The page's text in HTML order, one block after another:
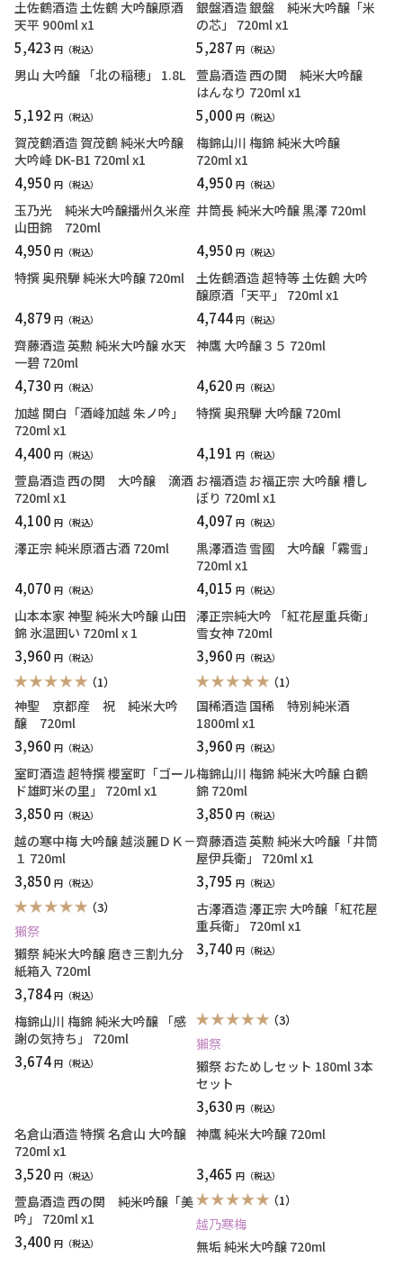
土佐鶴酒造 土佐鶴 大吟醸原酒
天平 900ml x1
5,423 円
銀盤酒造 銀盤 純米大吟醸「米
の芯」 720ml x1
5,287 円
男山 大吟醸 「北の稲穂」 1.8L
5,192 円
萱島酒造 西の関 純米大吟醸
はんなり 720ml x1
5,000 円
賀茂鶴酒造 賀茂鶴 純米大吟醸
大吟峰 DK-B1 720ml x1
4,950 円
梅錦山川 梅錦 純米大吟醸
720ml x1
4,950 円
玉乃光 純米大吟醸播州久米産
山田錦 720ml
4,950 円
井筒長 純米大吟醸 黒澤 720ml
4,950 円
特撰 奥飛騨 純米大吟醸 720ml
4,879 円
土佐鶴酒造 超特等 土佐鶴 大吟
醸原酒「天平」 720ml x1
4,744円
齊藤酒造 英勲 純米大吟醸 水天
一碧 720ml
4,730 円
神鷹 大吟醸３５ 720ml
4,620 円
加越 関白「酒峰加越 朱ノ吟」
720ml x1
4,400 円
特撰 奥飛騨 大吟醸 720ml
4,191 円
萱島酒造 西の関 大吟醸 滴酒
720ml x1
4,100 円
お福酒造 お福正宗 大吟醸 槽し
ぼり 720ml x1
4,097 円
澤正宗 純米原酒古酒 720ml
4,070 円
黒澤酒造 雪國 大吟醸「霧雪」
720ml x1
4,015 円
山本本家 神聖 純米大吟醸 山田
錦 氷温囲い 720ml x 1
3,960 円
澤正宗純大吟 「紅花屋重兵衛」
雪女神 720ml
3,960 円
（1）
神聖 京都産 祝 純米大吟
醸 720ml
3,960 円
（1）
国稀酒造 国稀 特別純米酒
1800ml x1
3,960 円
室町酒造 超特撰 櫻室町「ゴール
ド雄町米の里」 720ml x1
3,850 円
梅錦山川 梅錦 純米大吟醸 白鶴
錦 720ml
3,850 円
越の寒中梅 大吟醸 越淡麗ＤＫ－
１ 720ml
3,850 円
齊藤酒造 英勲 純米大吟醸「井筒
屋伊兵衛」 720ml x1
3,795 円
（3）
獺祭
獺祭 純米大吟醸 磨き三割九分
紙箱入 720ml
3,784円
古澤酒造 澤正宗 大吟醸「紅花屋
重兵衛」 720ml x1
3,740 円
梅錦山川 梅錦 純米大吟醸 「感
謝の気持ち」 720ml
3,674円
（3）
獺祭
獺祭 おためしセット 180ml 3本
セット
3,630 円
名倉山酒造 特撰 名倉山 大吟醸
720ml x1
3,520 円
神鷹 純米大吟醸 720ml
3,465 円
萱島酒造 西の関 純米吟醸「美
吟」 720ml x1
3,400 円
（1）
越乃寒梅
無垢 純米大吟醸 720ml